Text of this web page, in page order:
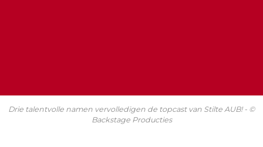
Drie talentvolle namen vervolledigen de topcast van Stilte AUB! - ©
Backstage Producties